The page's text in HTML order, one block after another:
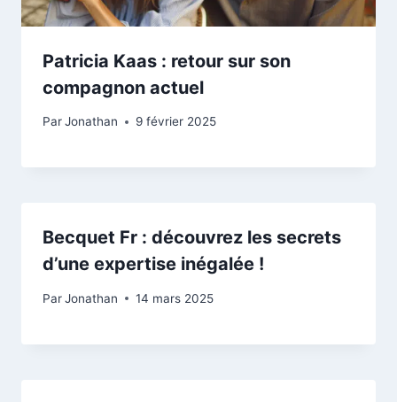
Patricia Kaas : retour sur son
compagnon actuel
ParJonathan 9 février 2025
Becquet Fr : découvrez les secrets
d’une expertise inégalée !
ParJonathan 14 mars 2025